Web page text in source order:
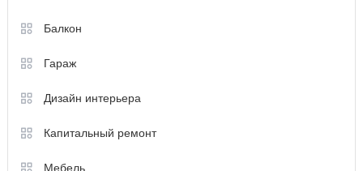
Балкон
Гараж
Дизайн интерьера
Капитальный ремонт
Мебель